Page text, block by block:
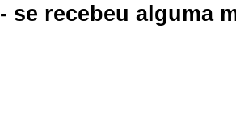
- se recebeu alguma